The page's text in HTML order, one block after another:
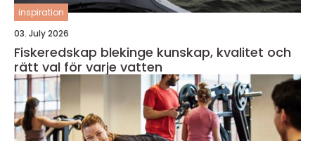
inspiration
03. July 2026
Fiskeredskap blekinge kunskap, kvalitet och
rätt val för varje vatten